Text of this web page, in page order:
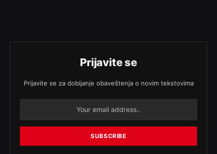
Prijavite se
Prijavite se za dobijanje obaveštenja o novim tekstovima